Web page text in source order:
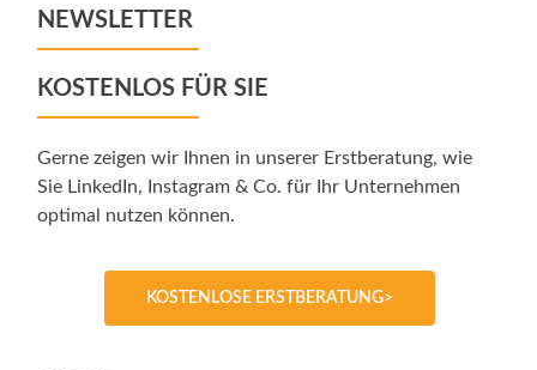
NEWSLETTER
KOSTENLOS FÜR SIE
Gerne zeigen wir Ihnen in unserer Erstberatung, wie
Sie LinkedIn, Instagram & Co. für Ihr Unternehmen
optimal nutzen können.
KOSTENLOSE ERSTBERATUNG>